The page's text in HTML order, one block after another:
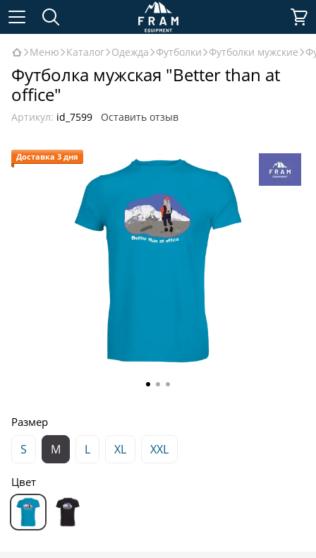
Меню Каталог Одежда Футболки Футболки мужские
Футболка мужская "Better than at
office"
Артикул: id_7599 Оставить отзыв
Доставка 3 дня
Размер
S M L XL XXL
Цвет